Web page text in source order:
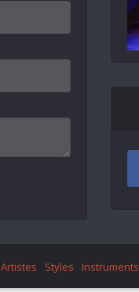
Artistes Styles Instruments